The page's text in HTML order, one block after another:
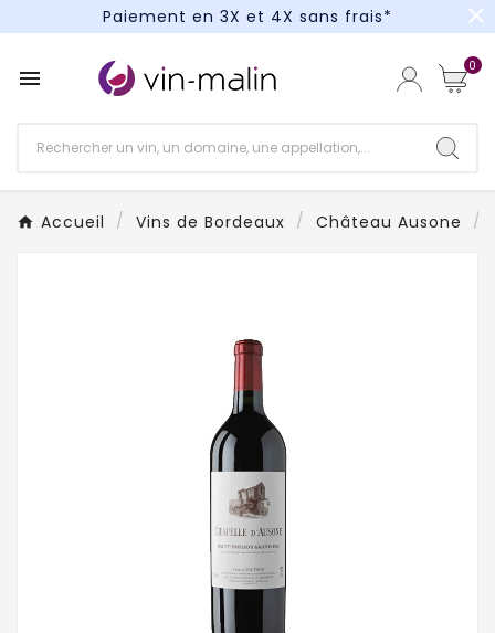
Paiement en 3X et 4X sans frais*
Paiement en 3X et 4X sans frais*
close
 0
Accueil Vins de Bordeaux Château Ausone